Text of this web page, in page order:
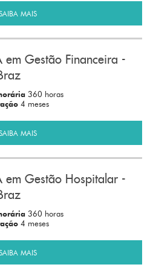
MAIS
Gestão Financeira -
360 horas
4 meses
MAIS
em Gestão Hospitalar -
360 horas
4 meses
MAIS